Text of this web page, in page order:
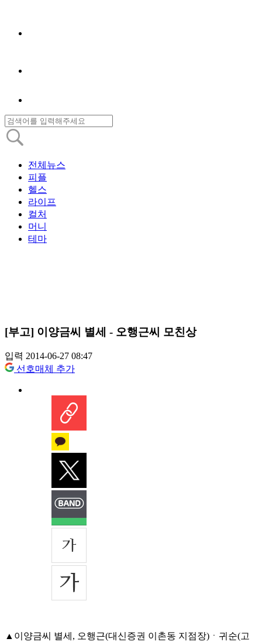
전체뉴스
피플
헬스
라이프
컬처
머니
테마
[부고] 이양금씨 별세 - 오행근씨 모친상
입력 2014-06-27 08:47
선호매체 추가
▲이양금씨 별세, 오행근(대신증권 이촌동 지점장)ㆍ귀순(고